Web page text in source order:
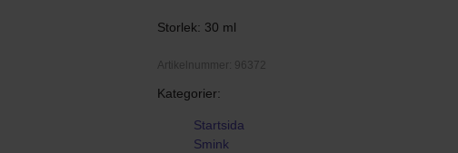
Storlek: 30 ml
Artikelnummer: 96372
Kategorier:
Startsida
Smink